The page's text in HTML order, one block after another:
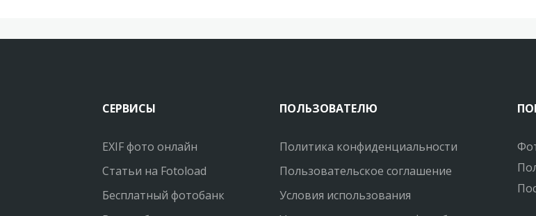
СЕРВИСЫ
EXIF фото онлайн
Статьи на Fotoload
Бесплатный фотобанк
ПОЛЬЗОВАТЕЛЮ
Политика конфиденциальности
Пользовательское соглашение
Условия использования